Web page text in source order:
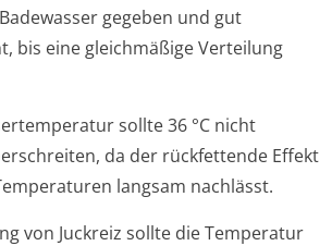
gegeben und gut
bis eine gleichmäßige Verteilung
sollte 36 °C nicht
da der rückfettende Effekt
langsam nachlässt.
von Juckreiz sollte die Temperatur